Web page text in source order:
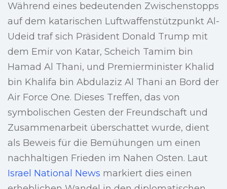
Während eines bedeutenden Zwischenstopps
auf dem katarischen Luftwaffenstützpunkt Al-
Udeid traf sich Präsident Donald Trump mit
dem Emir von Katar, Scheich Tamim bin
Hamad Al Thani, und Premierminister Khalid
bin Khalifa bin Abdulaziz Al Thani an Bord der
Air Force One. Dieses Treffen, das von
symbolischen Gesten der Freundschaft und
Zusammenarbeit überschattet wurde, dient
als Beweis für die Bemühungen um einen
nachhaltigen Frieden im Nahen Osten. Laut
Israel National News markiert dies einen